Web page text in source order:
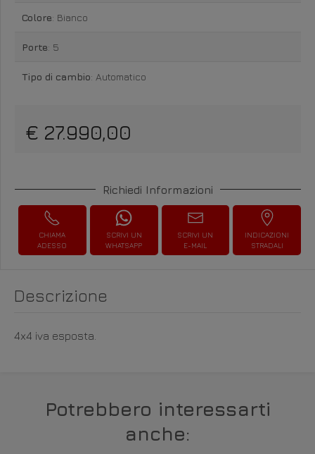
Colore: Bianco
Porte: 5
Tipo di cambio: Automatico
€ 27.990,00
Richiedi Informazioni
CHIAMA
ADESSO
SCRIVI UN
WHATSAPP
SCRIVI UN
E-MAIL
INDICAZIONI
STRADALI
Descrizione
4x4 iva esposta.
Potrebbero interessarti
anche: